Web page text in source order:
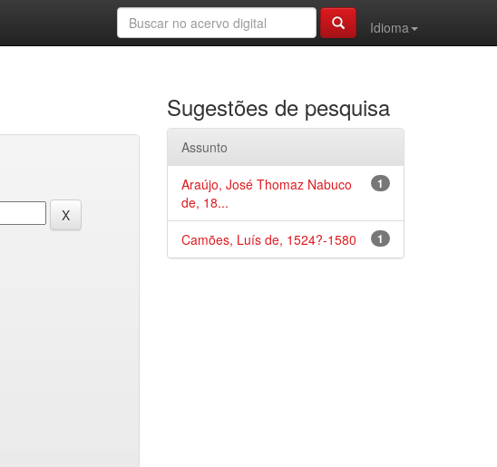
Idioma
Sugestões de pesquisa
Assunto
1
Araújo, José Thomaz Nabuco
de, 18...
1
Camões, Luís de, 1524?-1580